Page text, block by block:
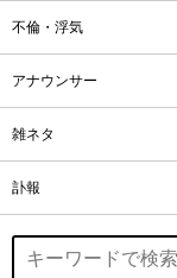
不倫・浮気
アナウンサー
雑ネタ
訃報